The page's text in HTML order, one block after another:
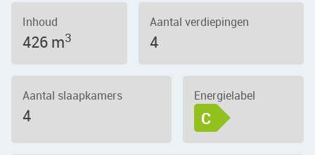
Inhoud
426 m3
Aantal verdiepingen
4
Aantal slaapkamers
4
Energielabel
C